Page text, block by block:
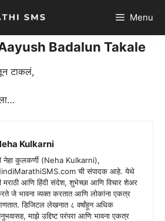
Menu
Badalun Takale
टाकलं,
Kulkarni
नेहा कुलकर्णी (Neha Kulkarni),
ची संपादक आहे. येथे
मराठी आणि हिंदी संदेश, शुभेच्छा आणि विचार शेअर
जे भावना व्यक्त करतात आणि लोकांना एकत्र
डिजिटल लेखनात ८ वर्षांहून अधिक
माझे उद्दिष्ट परंपरा आणि भावना एकत्र